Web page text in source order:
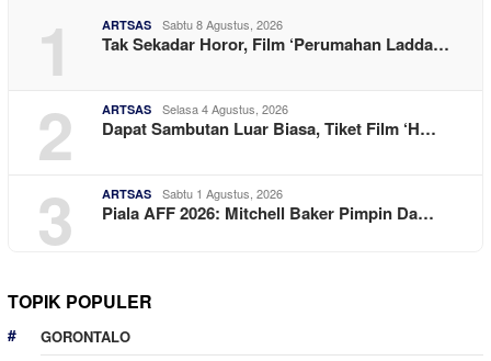
1 ARTSAS Sabtu 8 Agustus, 2026
Tak Sekadar Horor, Film ‘Perumahan Ladda…
2 ARTSAS Selasa 4 Agustus, 2026
Dapat Sambutan Luar Biasa, Tiket Film ‘H…
3 ARTSAS Sabtu 1 Agustus, 2026
Piala AFF 2026: Mitchell Baker Pimpin Da…
TOPIK POPULER
GORONTALO